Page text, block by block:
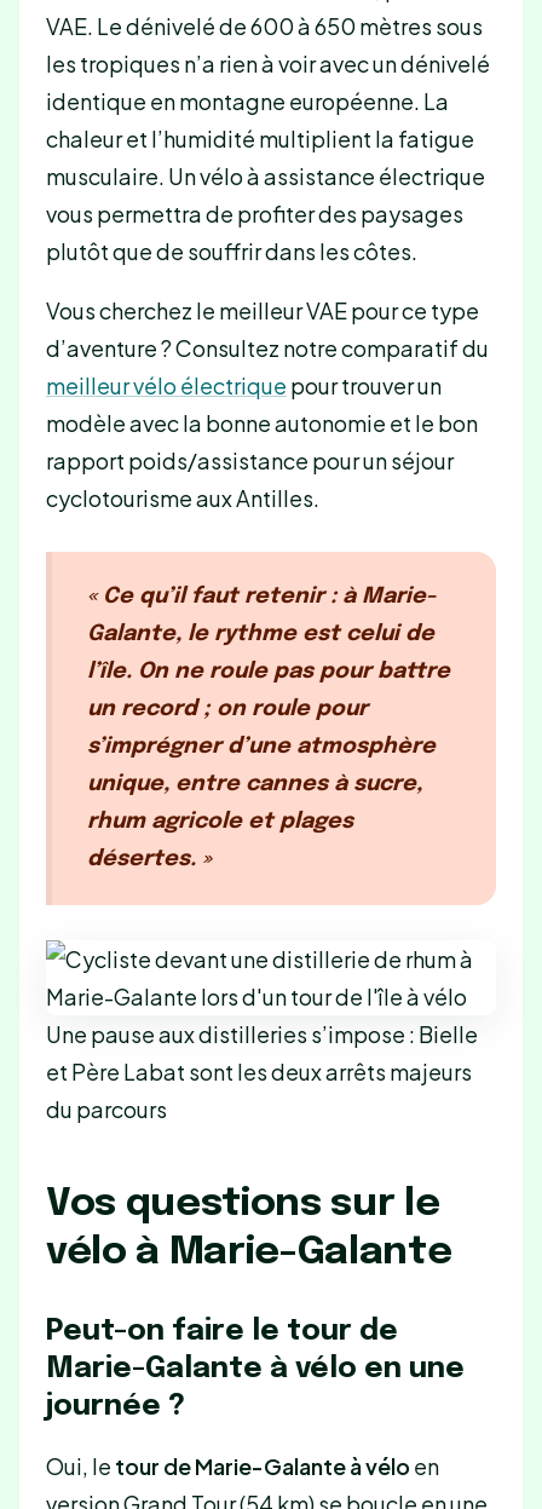
VAE. Le dénivelé de 600 à 650 mètres sous
les tropiques n’a rien à voir avec un dénivelé
identique en montagne européenne. La
chaleur et l’humidité multiplient la fatigue
musculaire. Un vélo à assistance électrique
vous permettra de profiter des paysages
plutôt que de souffrir dans les côtes.
Vous cherchez le meilleur VAE pour ce type
d’aventure ? Consultez notre comparatif du
meilleur vélo électrique pour trouver un
modèle avec la bonne autonomie et le bon
rapport poids/assistance pour un séjour
cyclotourisme aux Antilles.
« Ce qu’il faut retenir : à Marie-
Galante, le rythme est celui de
l’île. On ne roule pas pour battre
un record ; on roule pour
s’imprégner d’une atmosphère
unique, entre cannes à sucre,
rhum agricole et plages
désertes. »
Une pause aux distilleries s’impose : Bielle
et Père Labat sont les deux arrêts majeurs
du parcours
Vos questions sur le
vélo à Marie-Galante
Peut-on faire le tour de
Marie-Galante à vélo en une
journée ?
Oui, le tour de Marie-Galante à vélo en